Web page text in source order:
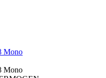
Mono
Mono